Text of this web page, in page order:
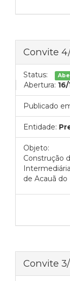
Convite
Status:
Abertura:
Publicado
Entidade:
Objeto:
Construção
de Acauã do
Convite